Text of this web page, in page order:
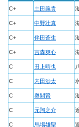
C+ 土田義貴
C+ 中野壮真
C+ 伴田蒼生
C+ 吉森爽心
C 田上晴也
C 内田渉太
C 奥間賢
C 元翔之介
C 馬場雄聖